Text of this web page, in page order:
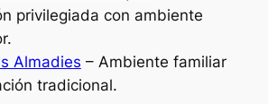
privilegiada con ambiente
Almadies – Ambiente familiar
tradicional.